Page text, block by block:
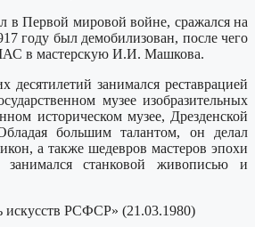
в Первой мировой войне, сражался на
году был демобилизован, после чего
в мастерскую И.И. Машкова.
занимался реставрацией
музее изобразительных
историческом музее, Дрезденской
большим талантом, он делал
а также шедевров мастеров эпохи
занимался станковой живописью и
искусств РСФСР» (21.03.1980)